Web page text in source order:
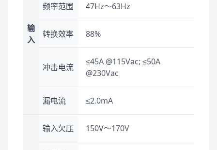
输
入
频率范围 47Hz～63Hz
转换效率 88%
冲击电流
≤45A @115Vac; ≤50A
@230Vac
漏电流 ≤2.0mA
输入欠压 150V～170V